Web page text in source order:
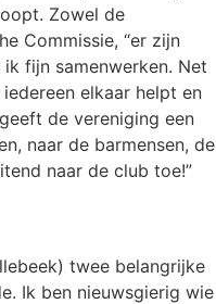
Zowel de
Commissie, “er zijn
fijn samenwerken. Net
elkaar helpt en
de vereniging een
naar de barmensen, de
naar de club toe!”
twee belangrijke
Ik ben nieuwsgierig wie